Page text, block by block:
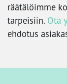
räätälöimme
tarpeisiin. Ota
ehdotus